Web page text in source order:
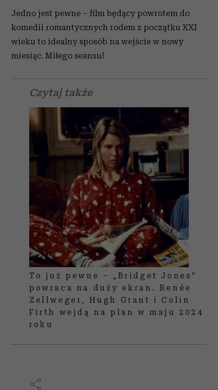
analizować ruch w naszej witrynie. Informacje o tym, jak
korzystasz z naszej witryny, udostępniamy partnerom
społecznościowym, reklamowym i analitycznym.
Partnerzy mogą połączyć te informacje z innymi danymi
otrzymanymi od Ciebie lub uzyskanymi podczas
Jedno jest pewne – film będący powrotem do
komedii romantycznych rodem z początku XXI
wieku to idealny sposób na wejście w nowy
miesiąc. Miłego seansu!
Czytaj także
To już pewne – „Bridget Jones”
powraca na duży ekran. Renée
Zellweger, Hugh Grant i Colin
Firth wejdą na plan w maju 2024
roku